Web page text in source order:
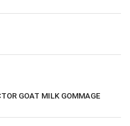
GOAT MILK GOMMAGE